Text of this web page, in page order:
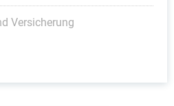
Versicherung